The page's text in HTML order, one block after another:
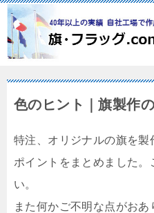
色のヒント｜旗製作
特注、オリジナルの旗を
ポイントをまとめました。
い。
また何かご不明な点がお